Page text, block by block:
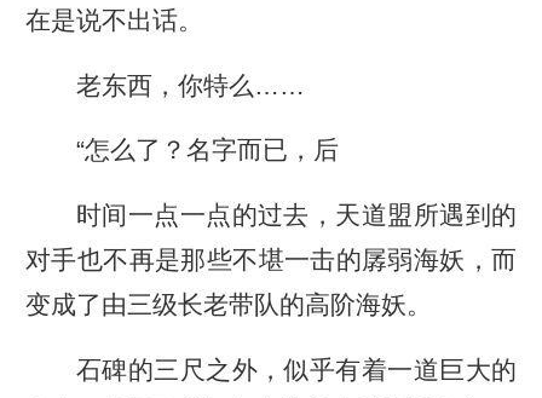
在是说不出话。
老东西，你特么……
“怎么了？名字而已，后
时间一点一点的过去，天道盟所遇到的
对手也不再是那些不堪一击的孱弱海妖，而
变成了由三级长老带队的高阶海妖。
石碑的三尺之外，似乎有着一道巨大的